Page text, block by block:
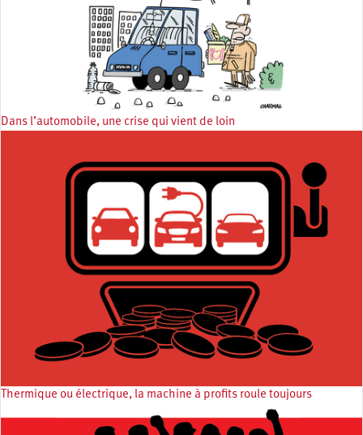
Dans l’automobile, une crise qui vient de loin
Thermique ou électrique, la machine à profits roule toujours